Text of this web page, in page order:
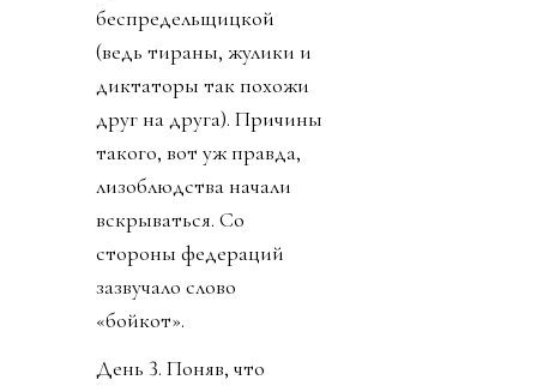
беспредельщицкой
(ведь тираны, жулики и
диктаторы так похожи
друг на друга). Причины
такого, вот уж правда,
лизоблюдства начали
вскрываться. Со
стороны федераций
зазвучало слово
«бойкот».
День 3. Поняв, что